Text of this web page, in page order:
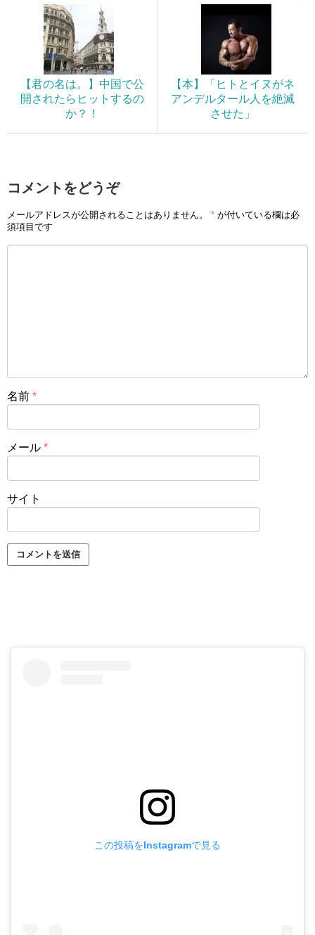
【君の名は。】中国で公
開されたらヒットするの
か？！
【本】「ヒトとイヌがネ
アンデルタール人を絶滅
させた」
コメントをどうぞ
メールアドレスが公開されることはありません。 * が付いている欄は必
須項目です
名前 *
メール *
サイト
この投稿をInstagramで見る